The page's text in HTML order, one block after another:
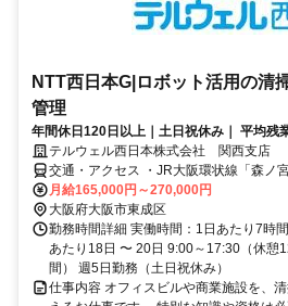
NTT西日本G|ロボット活用の清
管理
年間休日120日以上｜土日祝休み｜ 平均残
テルウェル西日本株式会社 関西支店
交通・アクセス ・JR大阪環状線「森ノ
Metro中央線・長堀鶴見緑地線「森ノ宮
月給165,000円～270,000円
大阪府大阪市東成区
勤務時間詳細 実働時間：1日あたり7時
あたり18日 〜 20日 9:00～17:30（休憩
間） 週5日勤務（土日祝休み）
仕事内容 オフィスビルや商業施設を、